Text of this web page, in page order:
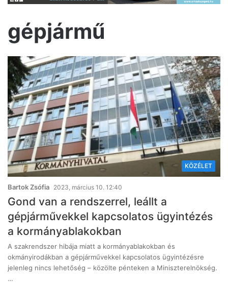
gépjármű
KÖZÉLET
Bartok Zsófia 2023, március 10. 12:40
Gond van a rendszerrel, leállt a
gépjárművekkel kapcsolatos ügyintézés
a kormányablakokban
A szakrendszer hibája miatt a kormányablakokban és
okmányirodákban a gépjárművekkel kapcsolatos ügyintézésre
jelenleg nincs lehetőség – közölte pénteken a Miniszterelnökség.
…